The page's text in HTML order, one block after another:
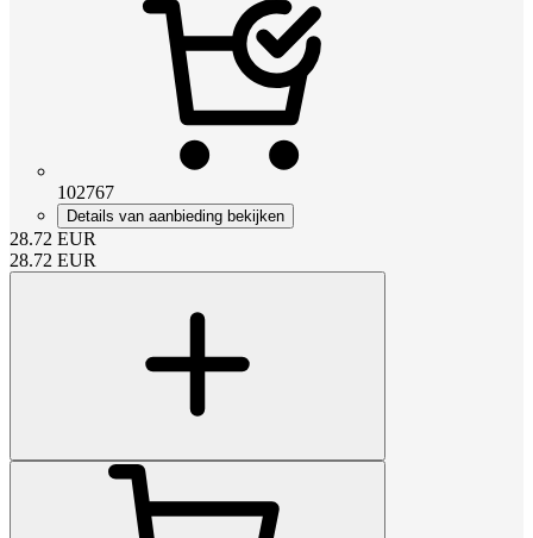
102767
Details van aanbieding bekijken
28.72 EUR
28.72 EUR